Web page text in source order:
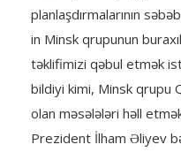
planlaşdırmalarının
in Minsk qrupunun
təklifimizi qəbul etmək
bildiyi kimi, Minsk qrupu
olan məsələləri həll
Prezident İlham Əliyev